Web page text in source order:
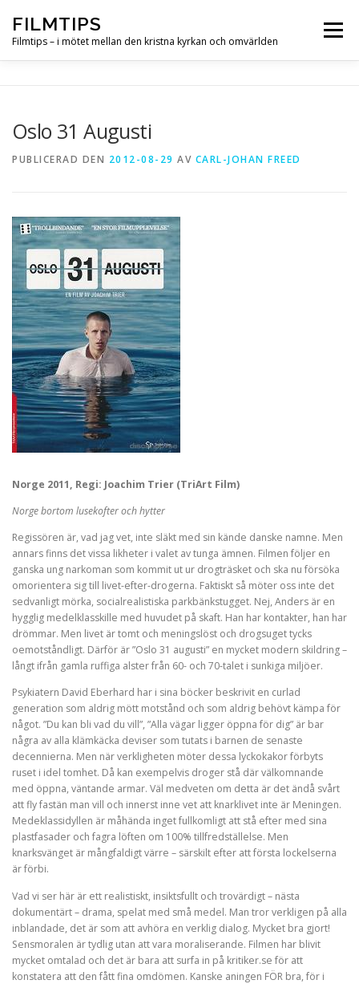
innehåll
FILMTIPS
Filmtips – i mötet mellan den kristna kyrkan och omvärlden
Meny
Oslo 31 Augusti
PUBLICERAD DEN 2012-08-29 AV CARL-JOHAN FREED
Norge 2011, Regi: Joachim Trier (TriArt Film)
Norge bortom lusekofter och hytter
Regissören är, vad jag vet, inte släkt med sin kände danske namne. Men
annars finns det vissa likheter i valet av tunga ämnen. Filmen följer en
ganska ung narkoman som kommit ut ur drogträsket och ska nu försöka
omorientera sig till livet-efter-drogerna. Faktiskt så möter oss inte det
sedvanligt mörka, socialrealistiska parkbänkstugget. Nej, Anders är en
hygglig medelklasskille med huvudet på skaft. Han har kontakter, han har
drömmar. Men livet är tomt och meningslöst och drogsuget tycks
oemotståndligt. Därför är ”Oslo 31 augusti” en mycket modern skildring –
långt ifrån gamla ruffiga alster från 60- och 70-talet i sunkiga miljöer.
Psykiatern David Eberhard har i sina böcker beskrivit en curlad
generation som aldrig mött motstånd och som aldrig behövt kämpa för
något. ”Du kan bli vad du vill”, ”Alla vägar ligger öppna för dig” är bar
några av alla klämkäcka deviser som tutats i barnen de senaste
decennierna. Men när verkligheten möter dessa lyckokakor förbyts
ruset i idel tomhet. Då kan exempelvis droger stå där välkomnande
med öppna, väntande armar. Väl medveten om detta är det ändå svårt
att fly fastän man vill och innerst inne vet att knarklivet inte är Meningen.
Medeklassidyllen är måhända inget fullkomligt att stå efter med sina
plastfasader och fagra löften om 100% tillfredställelse. Men
knarksvänget är mångfaldigt värre – särskilt efter att första lockelserna
är förbi.
Vad vi ser här är ett realistiskt, insiktsfullt och trovärdigt – nästa
dokumentärt – drama, spelat med små medel. Man tror verkligen på alla
inblandade, det är som att avhöra en verklig dialog. Mycket bra gjort!
Sensmoralen är tydlig utan att vara moraliserande. Filmen har blivit
mycket omtalad och det är bara att surfa in på kritiker.se för att
konstatera att den fått fina omdömen. Kanske aningen FÖR bra, för i